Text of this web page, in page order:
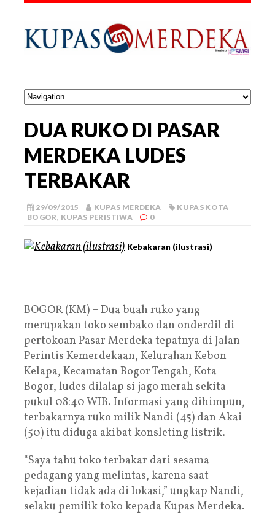
DUA RUKO DI PASAR
MERDEKA LUDES
TERBAKAR
29/09/2015 KUPAS MERDEKA
KUPAS KOTA
BOGOR, KUPAS PERISTIWA 0
Kebakaran (ilustrasi)
BOGOR (KM) – Dua buah ruko yang
merupakan toko sembako dan onderdil di
pertokoan Pasar Merdeka tepatnya di Jalan
Perintis Kemerdekaan, Kelurahan Kebon
Kelapa, Kecamatan Bogor Tengah, Kota
Bogor, ludes dilalap si jago merah sekita
pukul 08:40 WIB. Informasi yang dihimpun,
terbakarnya ruko milik Nandi (45) dan Akai
(50) itu diduga akibat konsleting listrik.
“Saya tahu toko terbakar dari sesama
pedagang yang melintas, karena saat
kejadian tidak ada di lokasi,” ungkap Nandi,
selaku pemilik toko kepada Kupas Merdeka.